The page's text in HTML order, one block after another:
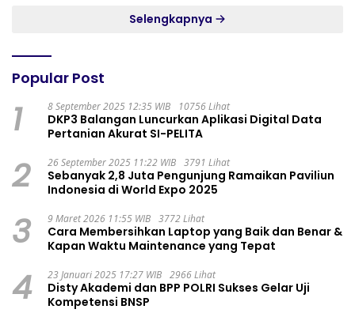
Selengkapnya
Popular Post
1 8 September 2025 12:35 WIB 10756 Lihat
DKP3 Balangan Luncurkan Aplikasi Digital Data
Pertanian Akurat SI-PELITA
2 26 September 2025 11:22 WIB 3791 Lihat
Sebanyak 2,8 Juta Pengunjung Ramaikan Paviliun
Indonesia di World Expo 2025
3 9 Maret 2026 11:55 WIB 3772 Lihat
Cara Membersihkan Laptop yang Baik dan Benar &
Kapan Waktu Maintenance yang Tepat
4 23 Januari 2025 17:27 WIB 2966 Lihat
Disty Akademi dan BPP POLRI Sukses Gelar Uji
Kompetensi BNSP